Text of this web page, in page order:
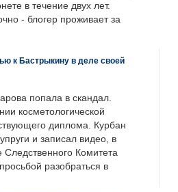
в течение двух лет.
- блогер проживает за
к Бастрыкину в деле своей
попала в скандал.
косметологической
диплома. Курбан
и записал видео, в
Следственного Комитета
разобраться в